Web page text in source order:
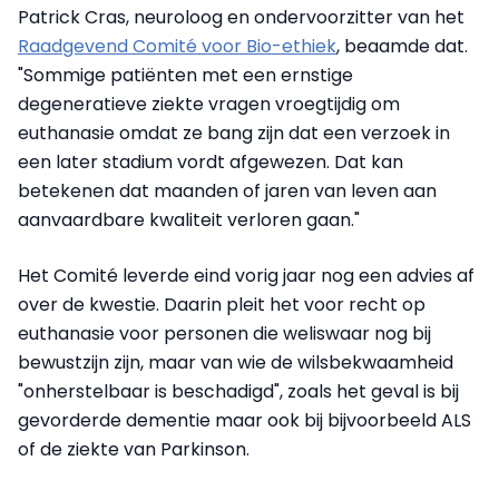
Patrick Cras, neuroloog en ondervoorzitter van het
Raadgevend Comité voor Bio-ethiek, beaamde dat.
"Sommige patiënten met een ernstige
degeneratieve ziekte vragen vroegtijdig om
euthanasie omdat ze bang zijn dat een verzoek in
een later stadium vordt afgewezen. Dat kan
betekenen dat maanden of jaren van leven aan
aanvaardbare kwaliteit verloren gaan."
Het Comité leverde eind vorig jaar nog een advies af
over de kwestie. Daarin pleit het voor recht op
euthanasie voor personen die weliswaar nog bij
bewustzijn zijn, maar van wie de wilsbekwaamheid
"onherstelbaar is beschadigd", zoals het geval is bij
gevorderde dementie maar ook bij bijvoorbeeld ALS
of de ziekte van Parkinson.